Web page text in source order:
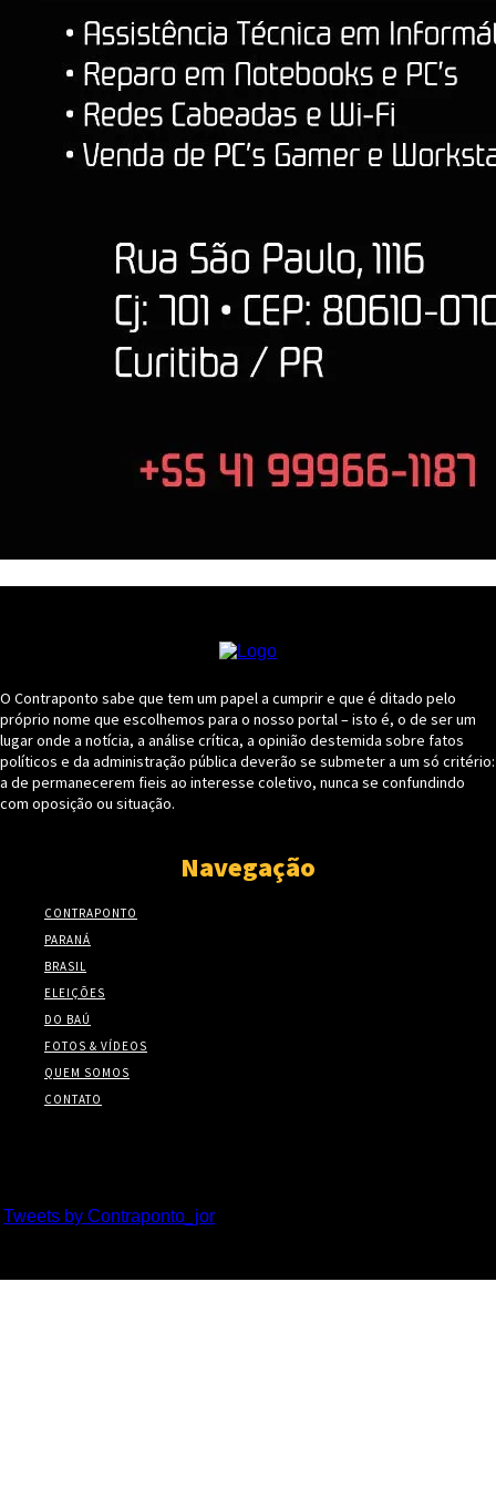
O Contraponto sabe que tem um papel a cumprir e que é ditado pelo
próprio nome que escolhemos para o nosso portal – isto é, o de ser um
lugar onde a notícia, a análise crítica, a opinião destemida sobre fatos
políticos e da administração pública deverão se submeter a um só critério:
a de permanecerem fieis ao interesse coletivo, nunca se confundindo
com oposição ou situação.
Navegação
CONTRAPONTO
PARANÁ
BRASIL
ELEIÇÕES
DO BAÚ
FOTOS & VÍDEOS
QUEM SOMOS
CONTATO
Tweets by Contraponto_jor